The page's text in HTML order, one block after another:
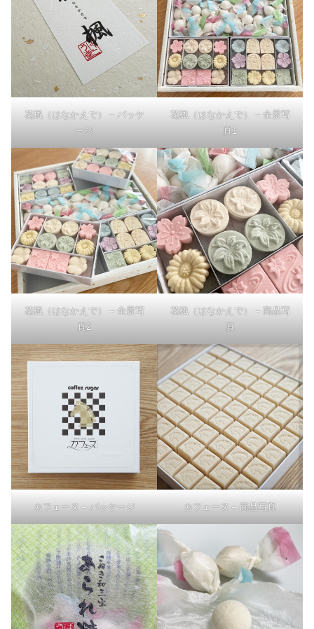
花楓（はなかえで） – パッケ
ージ
花楓（はなかえで） – 全景写
真1
花楓（はなかえで） – 全景写
真2
花楓（はなかえで） – 商品写
真
カフェーヌ – パッケージ カフェーヌ – 商品写真